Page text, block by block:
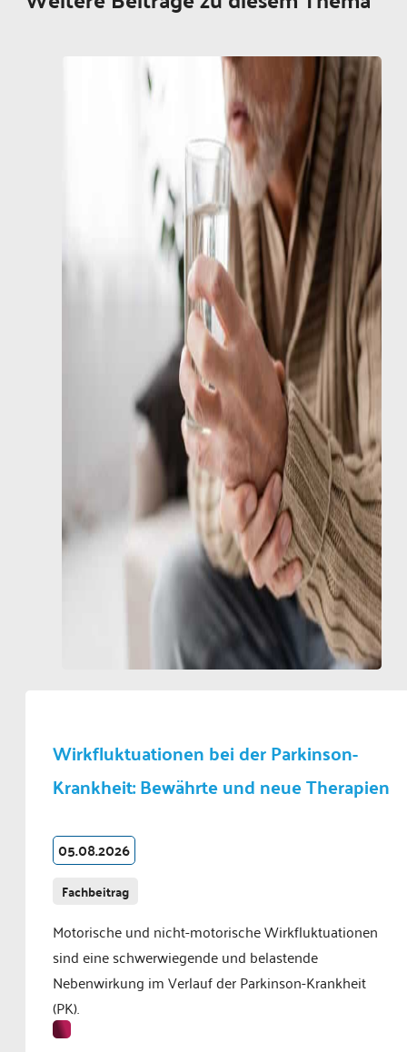
Wirkfluktuationen bei der Parkinson-
Krankheit: Bewährte und neue Therapien
05.08.2026
Fachbeitrag
Motorische und nicht-motorische Wirkfluktuationen
sind eine schwerwiegende und belastende
Nebenwirkung im Verlauf der Parkinson-Krankheit
(PK).